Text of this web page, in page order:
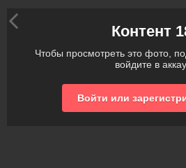
Контент
Чтобы просмотреть это фото,
войдите в
Войти или